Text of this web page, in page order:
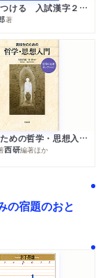
語彙力をつける 入試漢字２６００
著
高校生のための哲学・思想入門 哲学の名著セレクション
西研編著ほか
の宿題のおと